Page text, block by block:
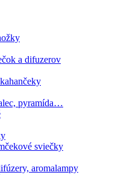
a difuzerov
pyramída…
sviečky
aromalampy